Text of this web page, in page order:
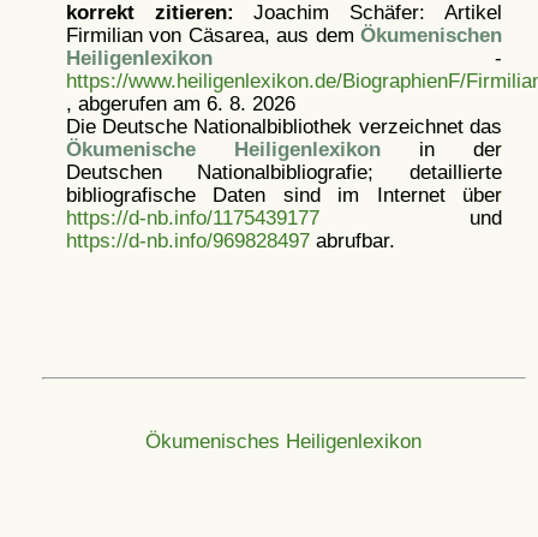
korrekt zitieren: Joachim Schäfer: Artikel
Firmilian von Cäsarea, aus dem Ökumenischen
Heiligenlexikon-
https://www.heiligenlexikon.de/BiographienF/
, abgerufen am 6. 8. 2026
Die Deutsche Nationalbibliothek verzeichnet das
Ökumenische Heiligenlexikonin der
Deutschen Nationalbibliografie; detaillierte
bibliografische Daten sind im Internet über
https://d-nb.info/1175439177und
https://d-nb.info/969828497abrufbar.
Ökumenisches Heiligenlexikon